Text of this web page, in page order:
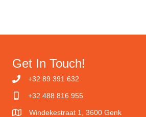
Get In Touch!
+32 89 391 632
+32 488 816 955
Windekestraat 1, 3600 Genk